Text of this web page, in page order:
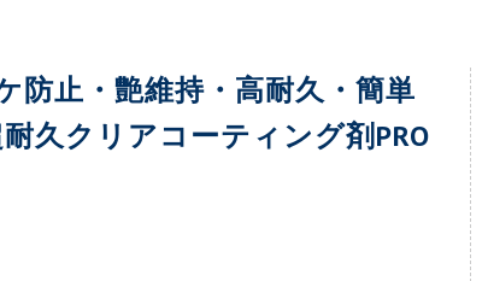
防止・艶維持・高耐久・簡単
久クリアコーティング剤PRO